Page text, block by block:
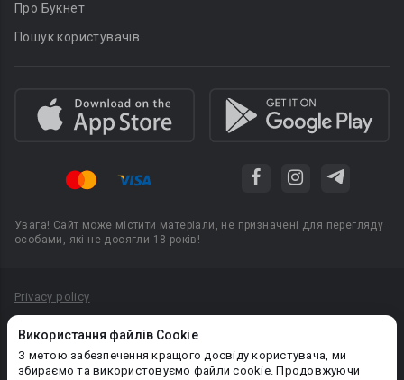
Використання файлів Cookie
З метою забезпечення кращого досвіду користувача, ми
збираємо та використовуємо файли cookie. Продовжуючи
Про Букнет
Пошук користувачів
Увага! Сайт може містити матеріали, не призначені для перегляду
особами, які не досягли 18 років!
Privacy policy
Політика конфіденційності